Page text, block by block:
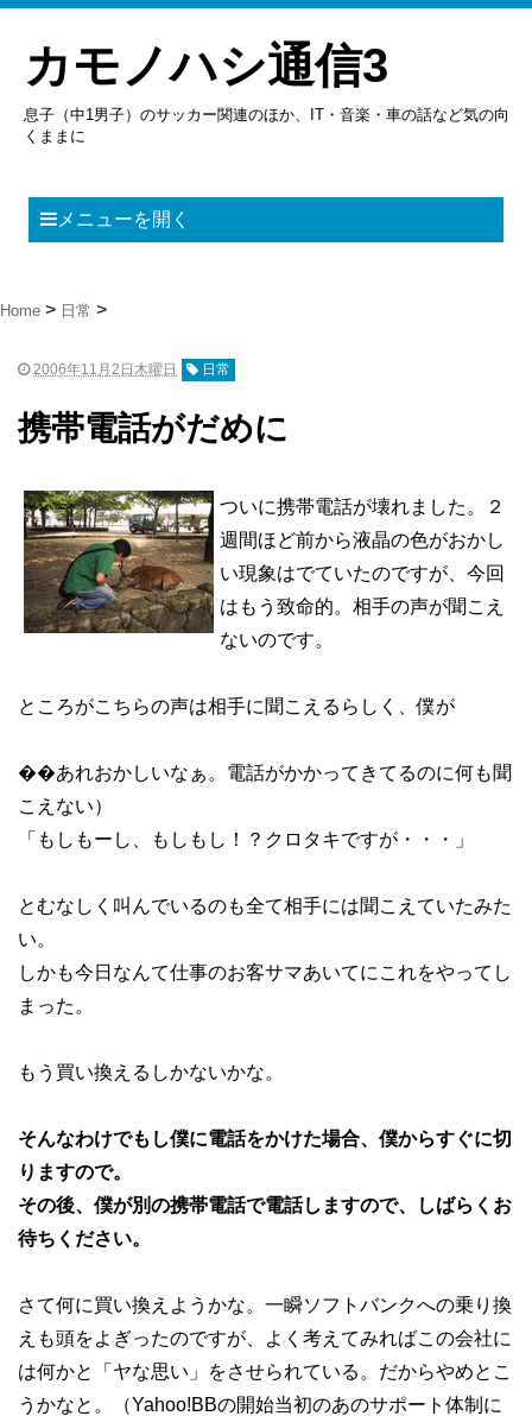
カモノハシ通信3
息子（中1男子）のサッカー関連のほか、IT・音楽・車の話など気の向
くままに
メニューを開く
Home 日常
2006年11月2日木曜日 日常
携帯電話がだめに
ついに携帯電話が壊れました。２
週間ほど前から液晶の色がおかし
い現象はでていたのですが、今回
はもう致命的。相手の声が聞こえ
ないのです。
ところがこちらの声は相手に聞こえるらしく、僕が
��あれおかしいなぁ。電話がかかってきてるのに何も聞
こえない）
「もしもーし、もしもし！？クロタキですが・・・」
とむなしく叫んでいるのも全て相手には聞こえていたみた
い。
しかも今日なんて仕事のお客サマあいてにこれをやってし
まった。
もう買い換えるしかないかな。
そんなわけでもし僕に電話をかけた場合、僕からすぐに切
りますので。
その後、僕が別の携帯電話で電話しますので、しばらくお
待ちください。
さて何に買い換えようかな。一瞬ソフトバンクへの乗り換
えも頭をよぎったのですが、よく考えてみればこの会社に
は何かと「ヤな思い」をさせられている。だからやめとこ
うかなと。（Yahoo!BBの開始当初のあのサポート体制に